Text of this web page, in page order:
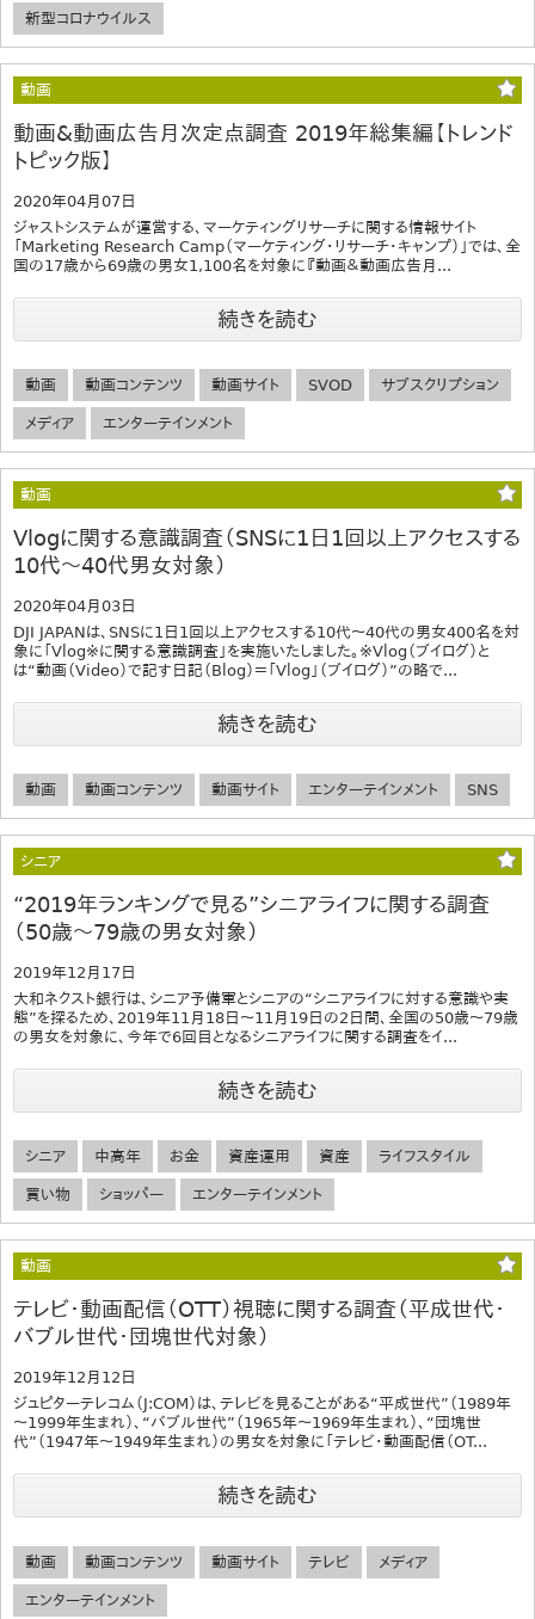
新型コロナウイルス
動画
動画&動画広告月次定点調査 2019年総集編【トレンド
トピック版】
2020年04月07日
ジャストシステムが運営する、マーケティングリサーチに関する情報サイト
「Marketing Research Camp（マーケティング・リサーチ・キャンプ）」では、全
国の17歳から69歳の男女1,100名を対象に『動画＆動画広告月...
続きを読む
動画 動画コンテンツ 動画サイト SVOD サブスクリプション
メディア エンターテインメント
動画
Vlogに関する意識調査（SNSに1日1回以上アクセスする
10代～40代男女対象）
2020年04月03日
DJI JAPANは、SNSに1日1回以上アクセスする10代～40代の男女400名を対
象に「Vlog※に関する意識調査」を実施いたしました。※Vlog（ブイログ）と
は“動画（Video）で記す日記（Blog）＝「Vlog」（ブイログ）”の略で...
続きを読む
動画 動画コンテンツ 動画サイト エンターテインメント SNS
シニア
“2019年ランキングで見る”シニアライフに関する調査
（50歳～79歳の男女対象）
2019年12月17日
大和ネクスト銀行は、シニア予備軍とシニアの“シニアライフに対する意識や実
態”を探るため、2019年11月18日～11月19日の2日間、全国の50歳～79歳
の男女を対象に、今年で6回目となるシニアライフに関する調査をイ...
続きを読む
シニア 中高年 お金 資産運用 資産 ライフスタイル
買い物 ショッパー エンターテインメント
動画
テレビ・動画配信（OTT）視聴に関する調査（平成世代・
バブル世代・団塊世代対象）
2019年12月12日
ジュピターテレコム（J:COM）は、テレビを見ることがある“平成世代”（1989年
～1999年生まれ）、“バブル世代”（1965年～1969年生まれ）、“団塊世
代”（1947年～1949年生まれ）の男女を対象に「テレビ・動画配信（OT...
続きを読む
動画 動画コンテンツ 動画サイト テレビ メディア
エンターテインメント